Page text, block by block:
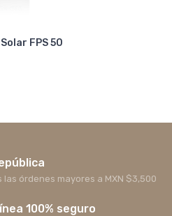
FPS 50
las órdenes mayores a MXN $3,500
100% seguro